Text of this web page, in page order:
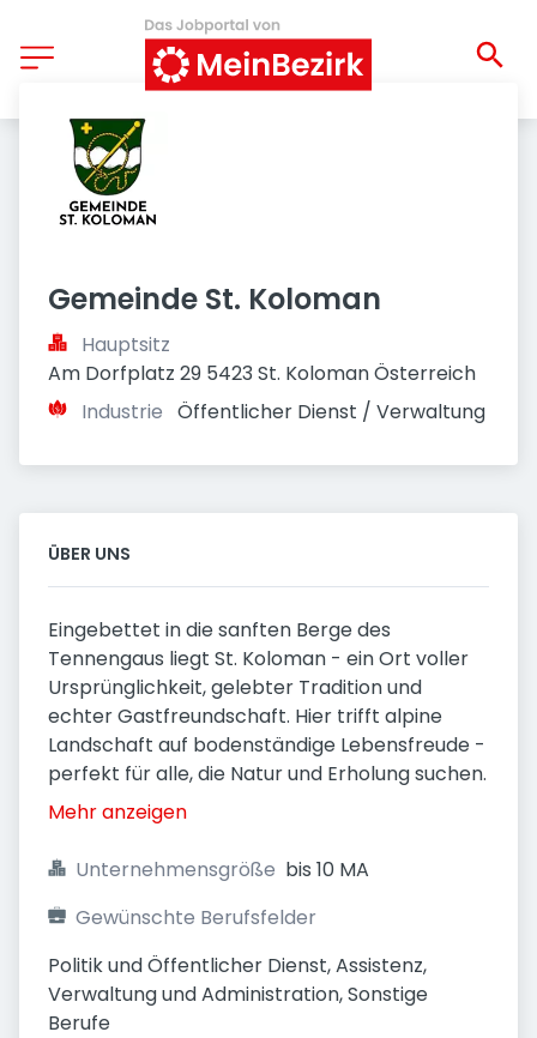
Gemeinde St. Koloman
Hauptsitz
Am Dorfplatz 29 5423 St. Koloman Österreich
Industrie Öffentlicher Dienst / Verwaltung
ÜBER UNS
Eingebettet in die sanften Berge des
Tennengaus liegt St. Koloman - ein Ort voller
Ursprünglichkeit, gelebter Tradition und
echter Gastfreundschaft. Hier trifft alpine
Landschaft auf bodenständige Lebensfreude -
perfekt für alle, die Natur und Erholung suchen.
Mehr anzeigen
Unternehmensgröße bis 10 MA
Gewünschte Berufsfelder
Politik und Öffentlicher Dienst, Assistenz,
Verwaltung und Administration, Sonstige
Berufe